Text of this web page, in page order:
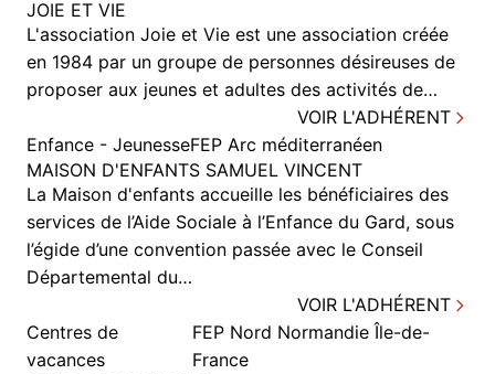
JOIE ET VIE
L'association Joie et Vie est une association créée
en 1984 par un groupe de personnes désireuses de
proposer aux jeunes et adultes des activités de…
VOIR L'ADHÉRENT
Enfance - JeunesseFEP Arc méditerranéen
MAISON D'ENFANTS SAMUEL VINCENT
La Maison d'enfants accueille les bénéficiaires des
services de l’Aide Sociale à l’Enfance du Gard, sous
l’égide d’une convention passée avec le Conseil
Départemental du…
VOIR L'ADHÉRENT
Centres de
vacances
FEP Nord Normandie Île-de-
France